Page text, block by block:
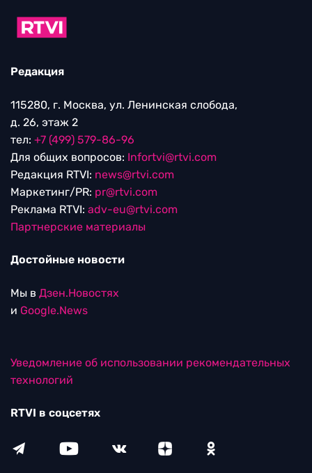
Редакция
115280, г. Москва, ул. Ленинская слобода,
д. 26, этаж 2
тел: +7 (499) 579-86-96
Для общих вопросов: Infortvi@rtvi.com
Редакция RTVI: news@rtvi.com
Маркетинг/PR: pr@rtvi.com
Реклама RTVI: adv-eu@rtvi.com
Партнерские материалы
Достойные новости
Мы в Дзен.Новостях
и Google.News
Уведомление об использовании рекомендательных
технологий
RTVI в соцсетях